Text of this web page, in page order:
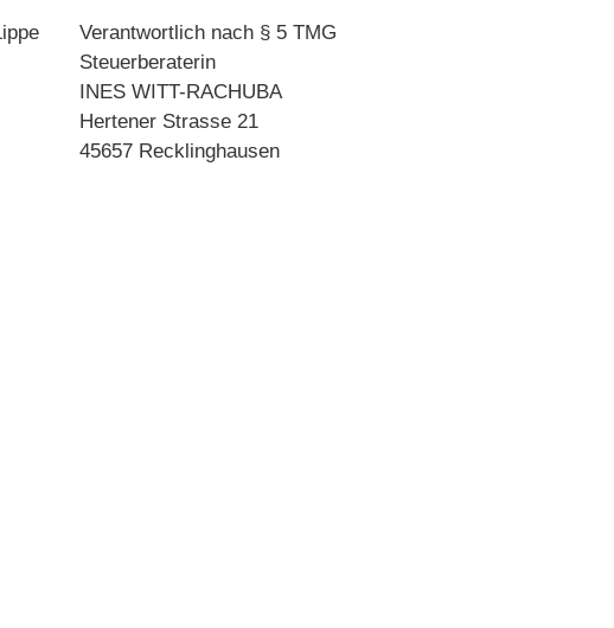
Verantwortlich nach § 5 TMG
Steuerberaterin
INES WITT-RACHUBA
Hertener Strasse 21
45657 Recklinghausen